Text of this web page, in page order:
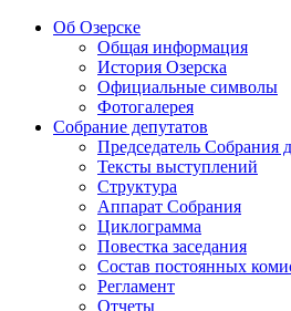
Об Озерске
Общая информация
История Озерска
Официальные символы
Фотогалерея
Собрание депутатов
Председатель Собрания
Тексты выступлений
Структура
Аппарат Собрания
Циклограмма
Повестка заседания
Состав постоянных
Регламент
Отчеты